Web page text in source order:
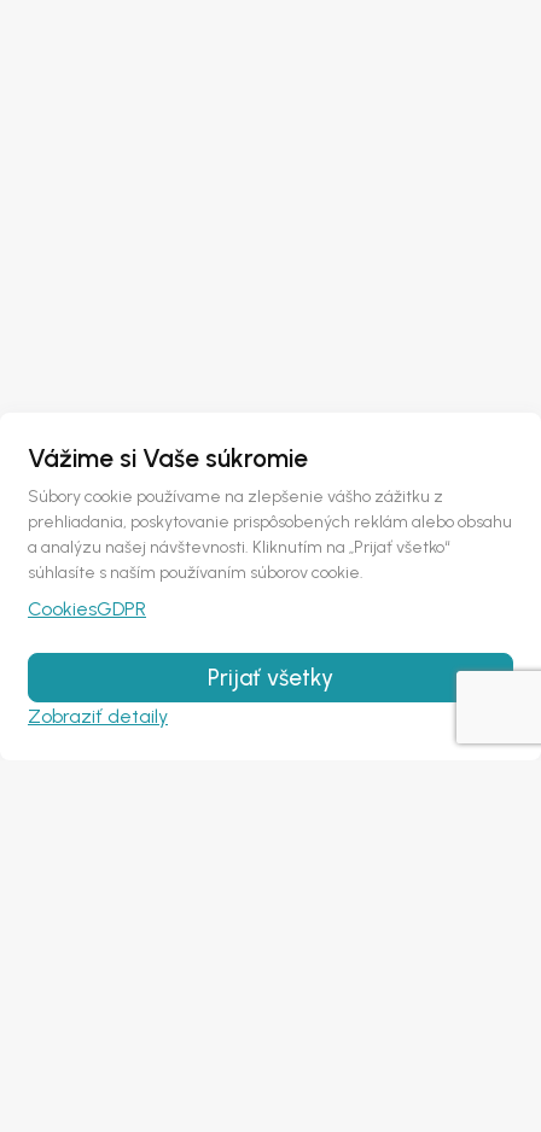
Vážime si Vaše súkromie
Súbory cookie používame na zlepšenie vášho zážitku z
prehliadania, poskytovanie prispôsobených reklám alebo obsahu
a analýzu našej návštevnosti. Kliknutím na „Prijať všetko“
súhlasíte s naším používaním súborov cookie.
CookiesGDPR
Prijať všetky
Zobraziť detaily